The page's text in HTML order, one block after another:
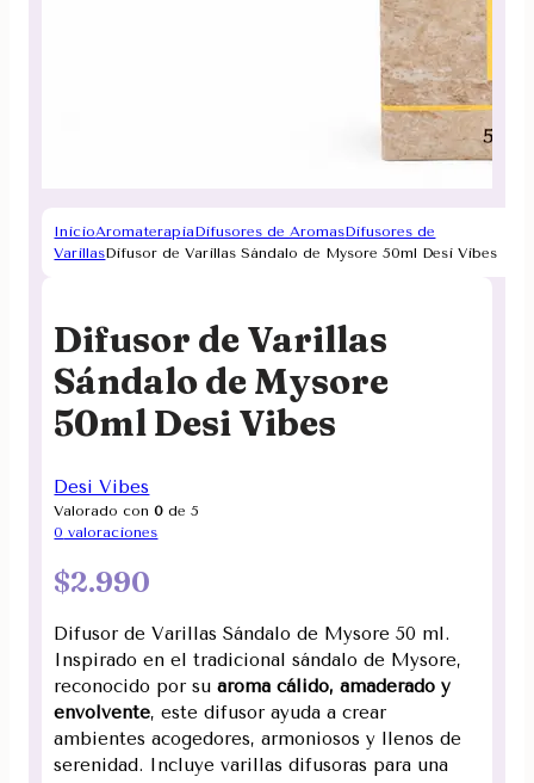
InicioAromaterapiaDifusores de AromasDifusores de
VarillasDifusor de Varillas Sándalo de Mysore 50ml Desi Vibes
Difusor de Varillas
Sándalo de Mysore
50ml Desi Vibes
Desi Vibes
Valorado con0 de 5
0 valoraciones
$2.990
Difusor de Varillas Sándalo de Mysore 50 ml.
Inspirado en el tradicional sándalo de Mysore,
reconocido por suaroma cálido, amaderado y
envolvente, este difusor ayuda a crear
ambientes acogedores, armoniosos y llenos de
serenidad. Incluye varillas difusoras para una